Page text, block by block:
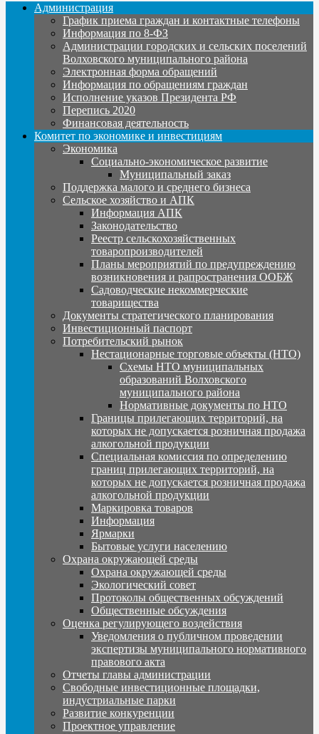
Администрация
График приема граждан и контактные телефоны
Информация по 8-ФЗ
Администрации городских и сельских поселений
Волховского муниципального района
Электронная форма обращений
Информация по обращениям граждан
Исполнение указов Президента РФ
Перепись 2020
Финансовая деятельность
Комитет по экономике и инвестициям
Экономика
Социально-экономическое развитие
Муниципальный заказ
Поддержка малого и среднего бизнеса
Сельское хозяйство и АПК
Информация АПК
Законодательство
Реестр сельскохозяйственных
товаропроизводителей
Планы мероприятий по предупреждению
возникновения и рапространения ООБЖ
Садоводческие некоммерческие
товарищества
Документы стратегического планирования
Инвестиционный паспорт
Потребительский рынок
Нестационарные торговые объекты (НТО)
Схемы НТО муниципальных
образований Волховского
муниципального района
Нормативные документы по НТО
Границы прилегающих территорий, на
которых не допускается розничная продажа
алкогольной продукции
Специальная комиссия по определению
границ прилегающих территорий, на
которых не допускается розничная продажа
алкогольной продукции
Маркировка товаров
Информация
Ярмарки
Бытовые услуги населению
Охрана окружающей среды
Охрана окружающей среды
Экологический совет
Протоколы общественных обсуждений
Общественные обсуждения
Оценка регулирующего воздействия
Уведомления о публичном проведении
экспертизы муниципального нормативного
правового акта
Отчеты главы администрации
Свободные инвестиционные площадки,
индустриальные парки
Развитие конкуренции
Проектное управление